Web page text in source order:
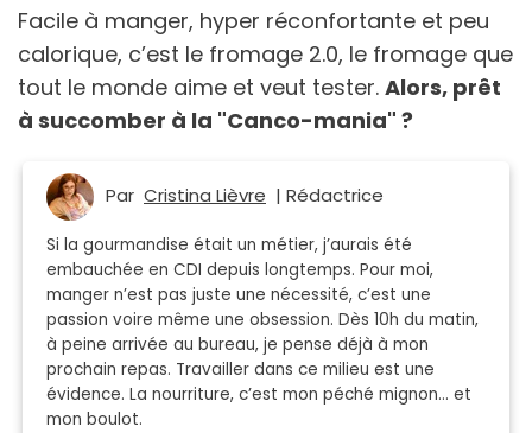
Facile à manger, hyper réconfortante et peu
calorique, c’est le fromage 2.0, le fromage que
tout le monde aime et veut tester. Alors, prêt
à succomber à la "Canco-mania" ?
Par Cristina Lièvre | Rédactrice
Si la gourmandise était un métier, j’aurais été
embauchée en CDI depuis longtemps. Pour moi,
manger n’est pas juste une nécessité, c’est une
passion voire même une obsession. Dès 10h du matin,
à peine arrivée au bureau, je pense déjà à mon
prochain repas. Travailler dans ce milieu est une
évidence. La nourriture, c’est mon péché mignon… et
mon boulot.